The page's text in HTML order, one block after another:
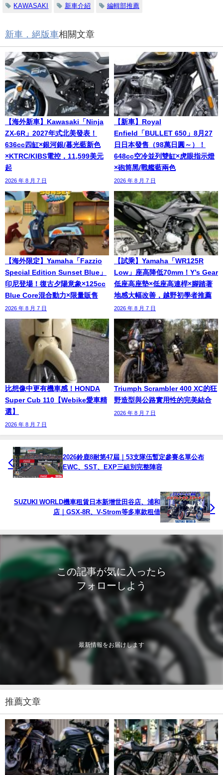
KAWASAKI 新車介紹 編輯部推薦
新車．絕版車相關文章
【海外新車】Kawasaki「Ninja
ZX-6R」2027年式北美發表！
636cc四缸×銀河銀/暮光藍新色
×KTRC/KIBS電控，11,599美元
起
2026 年 8 月 7 日
【新車】Royal
Enfield「BULLET 650」8月27
日日本發售（98萬日圓～）！
648cc空冷並列雙缸×虎眼指示燈
×砲筒黑/戰艦藍兩色
2026 年 8 月 7 日
【海外限定】Yamaha「Fazzio
Special Edition Sunset Blue」
印尼登場！復古夕陽意象×125cc
Blue Core混合動力×限量販售
2026 年 8 月 7 日
【試乘】Yamaha「WR125R
Low」座高降低70mm！Y’s Gear
低座高座墊×低座高連桿×腳踏著
地感大幅改善，越野初學者推薦
2026 年 8 月 7 日
比想像中更有機車感！HONDA
Super Cub 110【Webike愛車精
選】
2026 年 8 月 7 日
Triumph Scrambler 400 XC的狂
野造型與公路實用性的完美結合
2026 年 8 月 7 日
2026鈴鹿8耐第47屆｜53支隊伍暫定參賽名單公布
EWC、SST、EXP三組別完整陣容
SUZUKI WORLD機車租賃日本新增世田谷店、浦和
店｜GSX-8R、V-Strom等多車款租借
この記事が気に入ったら
フォローしよう
最新情報をお届けします
推薦文章